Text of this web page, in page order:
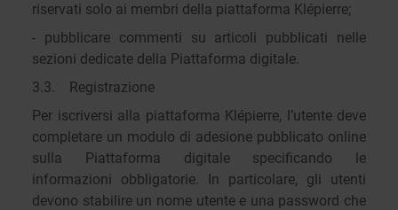
riservati solo ai membri della piattaforma Klépierre;
- pubblicare commenti su articoli pubblicati nelle
sezioni dedicate della Piattaforma digitale.
3.3. Registrazione
Per iscriversi alla piattaforma Klépierre, l’utente deve
completare un modulo di adesione pubblicato online
sulla Piattaforma digitale specificando le
informazioni obbligatorie. In particolare, gli utenti
devono stabilire un nome utente e una password che